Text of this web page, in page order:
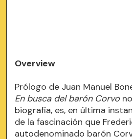
Overview
Prólogo de Juan Manuel
En busca del barón Corvo
biografía, es, en última
de la fascinación que
autodenominado barón